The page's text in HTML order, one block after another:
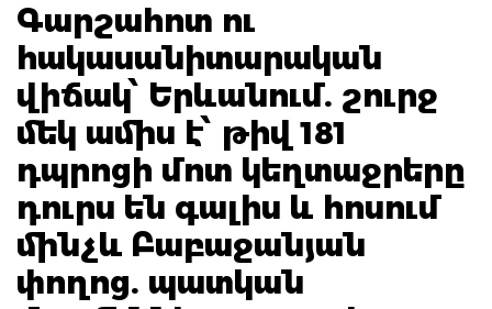
Գարշահոտ ու
հակասանիտարական
վիճակ՝ Երևանում. շուրջ
մեկ ամիս է՝ թիվ 181
դպրոցի մոտ կեղտաջրերը
դուրս են գալիս և հոսում
մինչև Բաբաջանյան
փողոց. պատկան